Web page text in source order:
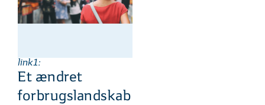
link1:
Et ændret
forbrugslandskab